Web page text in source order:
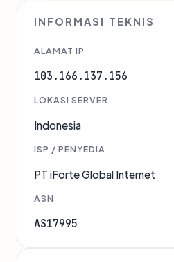
INFORMASI TEKNIS
ALAMAT IP
103.166.137.156
LOKASI SERVER
Indonesia
ISP / PENYEDIA
PT iForte Global Internet
ASN
AS17995